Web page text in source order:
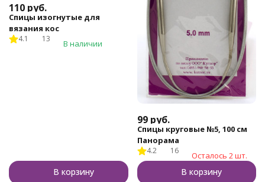
110 руб.
Спицы изогнутые для
вязания кос
4.1 13 В наличии
В корзину
99 руб.
Спицы круговые №5, 100 см
Панорама
4.2 16 Осталось 2 шт.
В корзину